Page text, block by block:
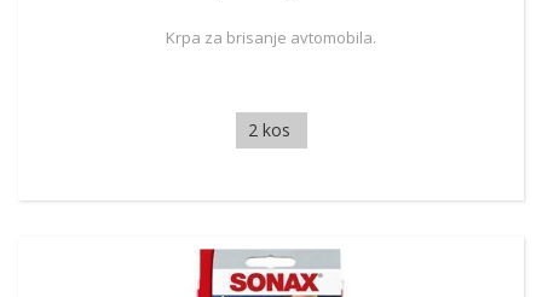
Krpa za brisanje avtomobila.
2 kos